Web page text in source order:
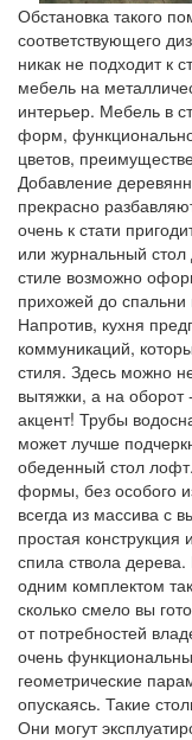
Обстановка такого
соответствующего
никак не подходит к
мебель на
интерьер. Мебель в
форм,
цветов,
Добавление
прекрасно
очень к стати
или журнальный стол
стиле возможно
прихожей до спальни
Напротив, кухня
коммуникаций,
стиля. Здесь можно
вытяжки, а на оборот
акцент! Трубы
может лучше
обеденный стол
формы, без особого
всегда из массива с
простая конструкция
спила ствола дерева.
одним комплектом
сколько смело вы
от потребностей
очень
геометрические
опускаясь. Такие
Они могут